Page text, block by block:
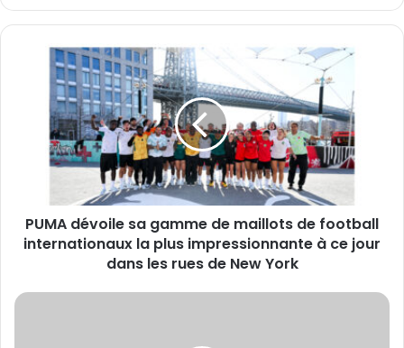
gamme
maillots
internationaux
plus
ce
PUMA dévoile sa gamme de maillots de football
internationaux la plus impressionnante à ce jour
dans les rues de New York
Xsolla